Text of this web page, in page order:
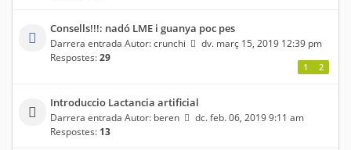
Consells!!!: nadó LME i guanya poc pes
Darrera entrada Autor:crunchi
dv. març 15, 2019 12:39 pm
Respostes:29
1 2
Introduccio Lactancia artificial
Darrera entrada Autor: beren
dc. feb. 06, 2019 9:11 am
Respostes: 13